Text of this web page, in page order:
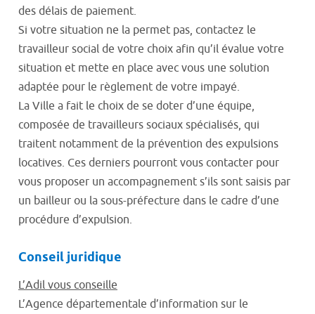
des délais de paiement.
Si votre situation ne la permet pas, contactez le
travailleur social de votre choix afin qu’il évalue votre
situation et mette en place avec vous une solution
adaptée pour le règlement de votre impayé.
La Ville a fait le choix de se doter d’une équipe,
composée de travailleurs sociaux spécialisés, qui
traitent notamment de la prévention des expulsions
locatives. Ces derniers pourront vous contacter pour
vous proposer un accompagnement s’ils sont saisis par
un bailleur ou la sous-préfecture dans le cadre d’une
procédure d’expulsion.
Conseil juridique
L’Adil vous conseille
L’Agence départementale d’information sur le